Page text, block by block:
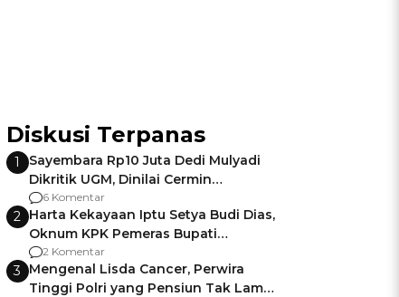
Diskusi Terpanas
1
Sayembara Rp10 Juta Dedi Mulyadi
Dikritik UGM, Dinilai Cermin
Gagalnya Negara Jamin Keamanan
6 Komentar
2 Harta Kekayaan Iptu Setya Budi Dias,
Oknum KPK Pemeras Bupati
Pemalang
2 Komentar
3 Mengenal Lisda Cancer, Perwira
Tinggi Polri yang Pensiun Tak Lama